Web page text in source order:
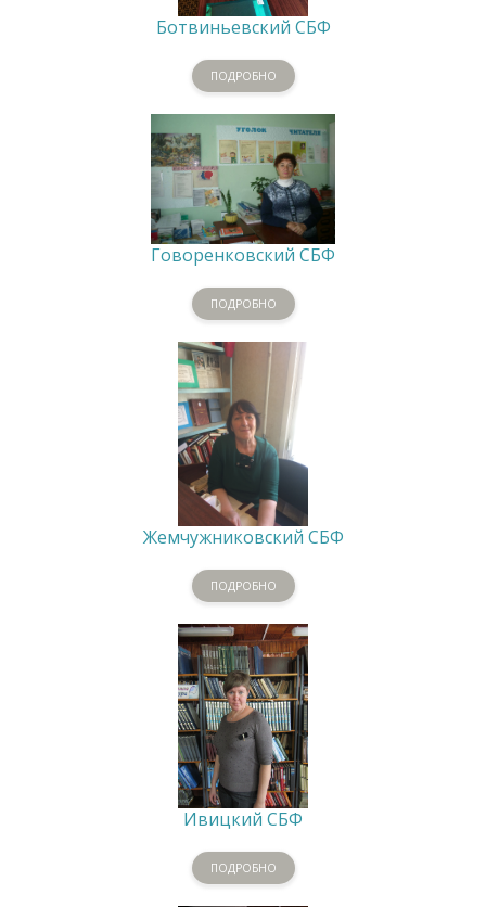
Ботвиньевский СБФ
ПОДРОБНО
Говоренковский СБФ
ПОДРОБНО
Жемчужниковский СБФ
ПОДРОБНО
Ивицкий СБФ
ПОДРОБНО